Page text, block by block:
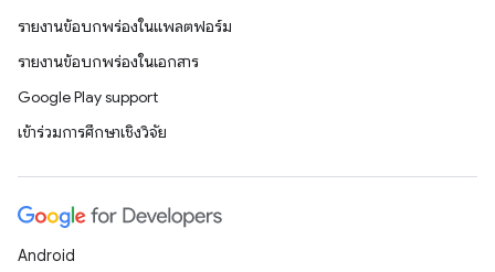
รายงานข้อบกพร่องในแพลตฟอร์ม
รายงานข้อบกพร่องในเอกสาร
Google Play support
เข้าร่วมการศึกษาเชิงวิจัย
Android